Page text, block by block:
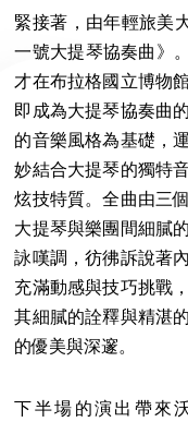
緊接著，由年輕旅美
一號大提琴協奏曲》
才在布拉格國立博物
即成為大提琴協奏曲
的音樂風格為基礎，
妙結合大提琴的獨特
炫技特質。全曲由三
大提琴與樂團間細膩
詠嘆調，彷彿訴說著
充滿動感與技巧挑戰
其細膩的詮釋與精湛
的優美與深邃。
下半場的演出帶來